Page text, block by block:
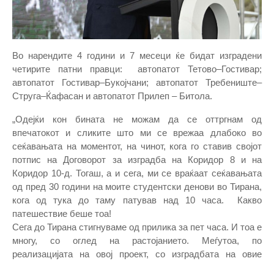
Во нарендите 4 години и 7 месеци ќе бидат изградени
четирите патни правци: автопатот Тетово–Гостивар;
автопатот Гостивар–Букојчани; автопатот Требениште–
Струга–Ќафасан и автопатот Прилеп – Битола.
„Одејќи кон бината не можам да се оттргнам од
впечатокот и сликите што ми се врежаа длабоко во
сеќавањата на моментот, на чинот, кога го ставив својот
потпис на Договорот за изградба на Коридор 8 и на
Коридор 10-д. Тогаш, а и сега, ми се враќаат сеќавањата
од пред 30 години на моите студентски денови во Тирана,
кога од тука до таму патував над 10 часа. Какво
патешествие беше тоа!
Сега до Тирана стигнуваме од прилика за пет часа. И тоа е
многу, со оглед на растојанието. Меѓутоа, по
реализацијата на овој проект, со изградбата на овие